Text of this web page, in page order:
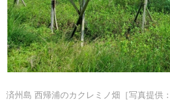
済州島 西帰浦のカクレミノ畑［写真提供